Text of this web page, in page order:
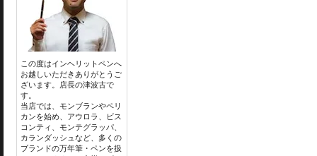
この度はインヘリットペンへ
お越しいただきありがとうご
ざいます。店長の津波古で
す。
当店では、モンブランやペリ
カンを始め、アウロラ、ビス
コンティ、モンテグラッパ、
カランダッシュなど、多くの
ブランドの万年筆・ペンを扱